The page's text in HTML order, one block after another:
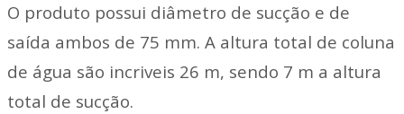
O produto possui diâmetro de sucção e de
saída ambos de 75 mm. A altura total de coluna
de água são incriveis 26 m, sendo 7 m a altura
total de sucção.